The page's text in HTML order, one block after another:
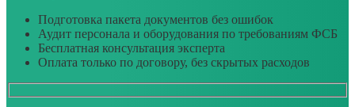
Подготовка пакета документов без ошибок
Аудит персонала и оборудования по требованиям ФСБ
Бесплатная консультация эксперта
Оплата только по договору, без скрытых расходов